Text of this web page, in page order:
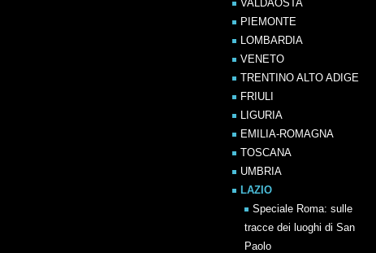
VALDAOSTA
PIEMONTE
LOMBARDIA
VENETO
TRENTINO ALTO ADIGE
FRIULI
LIGURIA
EMILIA-ROMAGNA
TOSCANA
UMBRIA
LAZIO
Speciale Roma: sulle
tracce dei luoghi di San
Paolo